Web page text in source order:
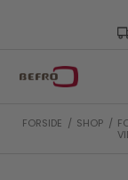
FORSIDE / SHOP /